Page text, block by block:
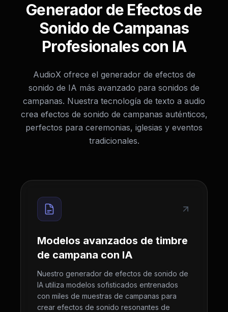
Generador de Efectos de
Sonido de Campanas
Profesionales con IA
AudioX ofrece el generador de efectos de
sonido de IA más avanzado para sonidos de
campanas. Nuestra tecnología de texto a audio
crea efectos de sonido de campanas auténticos,
perfectos para ceremonias, iglesias y eventos
tradicionales.
Modelos avanzados de timbre
de campana con IA
Nuestro generador de efectos de sonido de
IA utiliza modelos sofisticados entrenados
con miles de muestras de campanas para
crear efectos de sonido resonantes de